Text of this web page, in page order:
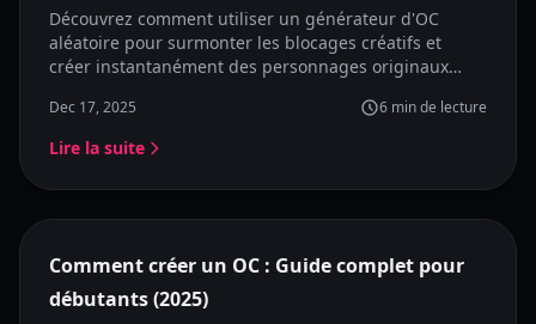
d'anime
Découvrez comment utiliser un générateur d'OC
aléatoire pour surmonter les blocages créatifs et
créer instantanément des personnages originaux
des idées aléatoires aux designs visuels d'OC avec
KusArt.
Dec 17, 2025 6 min de lecture
Lire la suite
Comment créer un OC : Guide complet pour
débutants (2025)